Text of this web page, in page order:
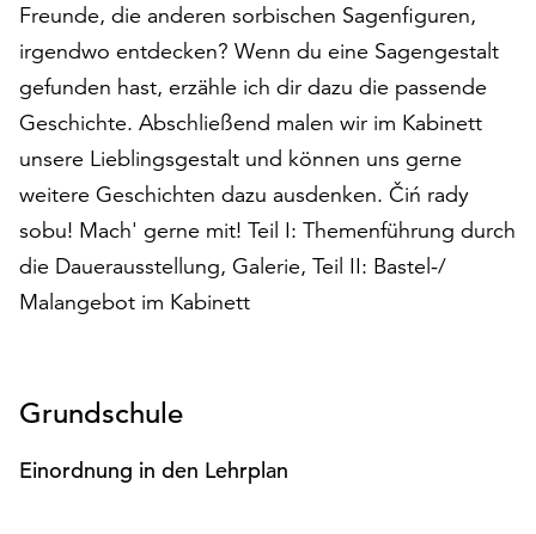
alle
Cookies
zu
akzeptieren.
Sie
können
Ihr
Einverständnis
jederzeit
ändern
und
Ihnen
Ende
Freunde, die anderen sorbischen Sagenfiguren,
irgendwo entdecken? Wenn du eine Sagengestalt
gefunden hast, erzähle ich dir dazu die passende
Geschichte. Abschließend malen wir im Kabinett
unsere Lieblingsgestalt und können uns gerne
weitere Geschichten dazu ausdenken. Čiń rady
sobu! Mach' gerne mit! Teil I: Themenführung durch
die Dauerausstellung, Galerie, Teil II: Bastel-/
Malangebot im Kabinett
Grundschule
Einordnung in den Lehrplan